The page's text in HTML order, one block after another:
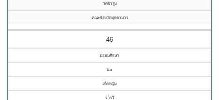
วัดขัวสูง
คณะจังหวัดมุกดาหาร
46
มัธยมศึกษา
ม.๑
เด็กหญิง
จารวี